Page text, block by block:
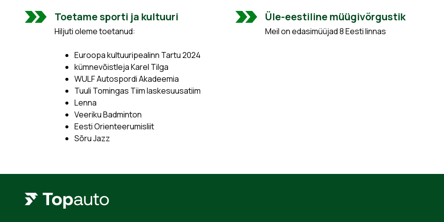
Toetame sporti ja kultuuri
Hiljuti oleme toetanud:
Euroopa kultuuripealinn Tartu 2024
kümnevõistleja Karel Tilga
WULF Autospordi Akadeemia
Tuuli Tomingas Tiim laskesuusatiim
Lenna
Veeriku Badminton
Eesti Orienteerumisliit
Sõru Jazz
Üle-eestiline müügivõrgustik
Meil on edasimüüjad 8 Eesti linnas